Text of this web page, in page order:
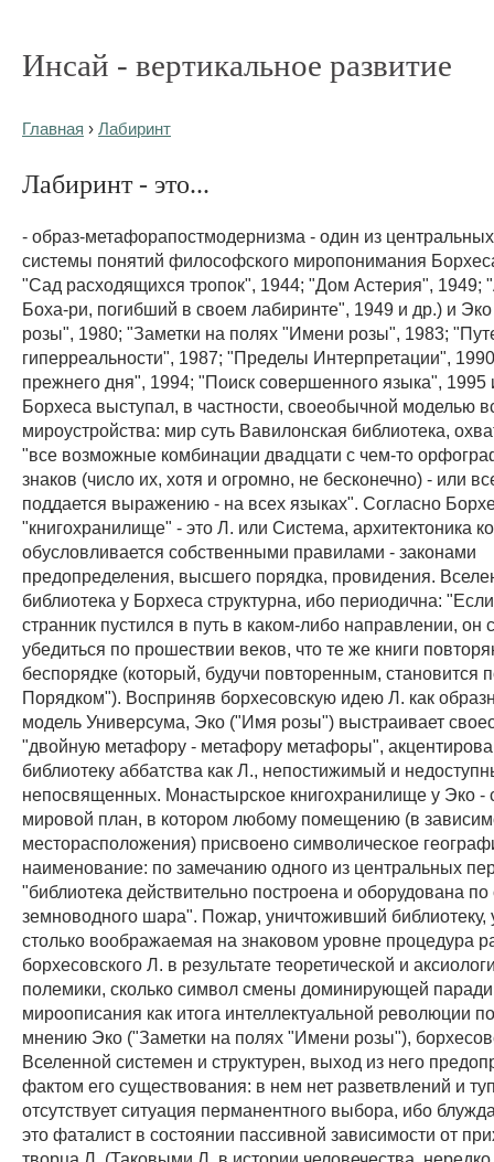
Инсай - вертикальное развитие
Главная › Лабиринт
Лабиринт - это...
- образ-метафорапостмодернизма - один из
системы понятий философского миропонимания
"Сад расходящихся тропок", 1944; "Дом Астерия", 1949;
Боха-ри, погибший в своем лабиринте", 1949 и др.) и
розы", 1980; "Заметки на полях "Имени розы", 1983;
гиперреальности", 1987; "Пределы Интерпретации",
прежнего дня", 1994; "Поиск совершенного языка", 1995
Борхеса выступал, в частности, своеобычной моделью
мироустройства: мир суть Вавилонская библиотека,
"все возможные комбинации двадцати с чем-то
знаков (число их, хотя и огромно, не бесконечно) - или
поддается выражению - на всех языках". Согласно
"книгохранилище" - это Л. или Система, архитектоника
обусловливается собственными правилами - законами
предопределения, высшего порядка, провидения.
библиотека у Борхеса структурна, ибо периодична:
странник пустился в путь в каком-либо направлении, он
убедиться по прошествии веков, что те же книги
беспорядке (который, будучи повторенным, становится
Порядком"). Восприняв борхесовскую идею Л. как
модель Универсума, Эко ("Имя розы") выстраивает
"двойную метафору - метафору метафоры",
библиотеку аббатства как Л., непостижимый и
непосвященных. Монастырское книгохранилище у Эко -
мировой план, в котором любому помещению (в
месторасположения) присвоено символическое
наименование: по замечанию одного из центральных
"библиотека действительно построена и оборудована
земноводного шара". Пожар, уничтоживший библиотеку,
столько воображаемая на знаковом уровне процедура
борхесовского Л. в результате теоретической и
полемики, сколько символ смены доминирующей
мироописания как итога интеллектуальной революции
мнению Эко ("Заметки на полях "Имени розы"),
Вселенной системен и структурен, выход из него
фактом его существования: в нем нет разветвлений и
отсутствует ситуация перманентного выбора, ибо
это фаталист в состоянии пассивной зависимости от